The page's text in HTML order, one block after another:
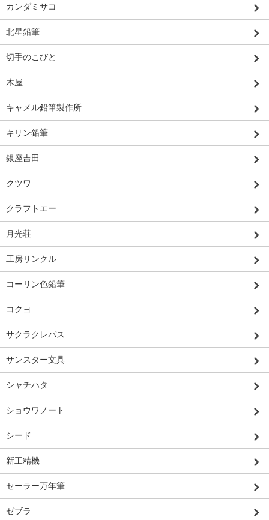
カンダミサコ
北星鉛筆
切手のこびと
木屋
キャメル鉛筆製作所
キリン鉛筆
銀座吉田
クツワ
クラフトエー
月光荘
工房リンクル
コーリン色鉛筆
コクヨ
サクラクレパス
サンスター文具
シャチハタ
ショウワノート
シード
新工精機
セーラー万年筆
ゼブラ